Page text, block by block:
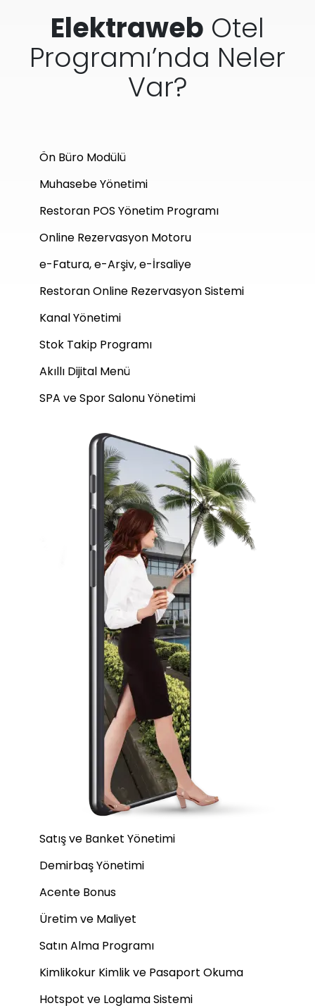
Elektraweb Otel
Programı’nda Neler
Var?
Ön Büro Modülü
Muhasebe Yönetimi
Restoran POS Yönetim Programı
Online Rezervasyon Motoru
e-Fatura, e-Arşiv, e-İrsaliye
Restoran Online Rezervasyon Sistemi
Kanal Yönetimi
Stok Takip Programı
Akıllı Dijital Menü
SPA ve Spor Salonu Yönetimi
Satış ve Banket Yönetimi
Demirbaş Yönetimi
Acente Bonus
Üretim ve Maliyet
Satın Alma Programı
Kimlikokur Kimlik ve Pasaport Okuma
Hotspot ve Loglama Sistemi